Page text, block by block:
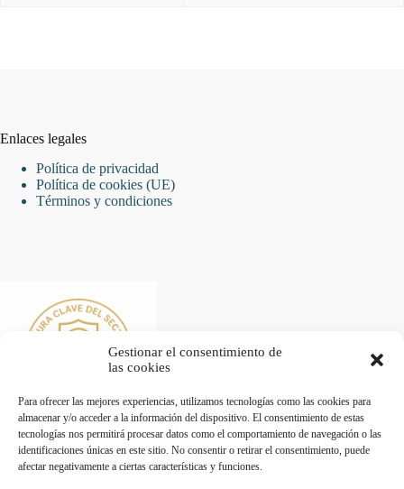
Gestionar el consentimiento de
las cookies
Para ofrecer las mejores experiencias, utilizamos tecnologías como las cookies para
almacenar y/o acceder a la información del dispositivo. El consentimiento de estas
tecnologías nos permitirá procesar datos como el comportamiento de navegación o las
identificaciones únicas en este sitio. No consentir o retirar el consentimiento, puede
afectar negativamente a ciertas características y funciones.
Enlaces legales
Política de privacidad
Política de cookies (UE)
Términos y condiciones